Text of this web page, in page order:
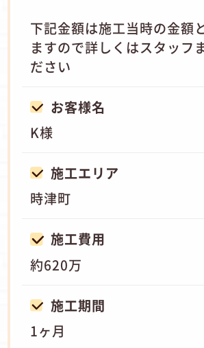
下記金額は施工当時の金額
ますので詳しくはスタッフ
ださい
お客様名
K様
施工エリア
時津町
施工費用
約620万
施工期間
1ヶ月